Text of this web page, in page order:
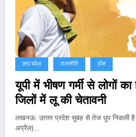
उत्तर प्रदेश राजनीति होम
यूपी में भीषण गर्मी से लोगों
जिलों में लू की चेतावनी
लखनऊ: उत्‍तर प्रदेश सुबह से तेज धूप निकली
अप्रैल)…